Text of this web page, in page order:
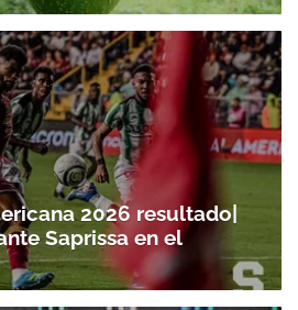
2026 resultado|
Saprissa en el